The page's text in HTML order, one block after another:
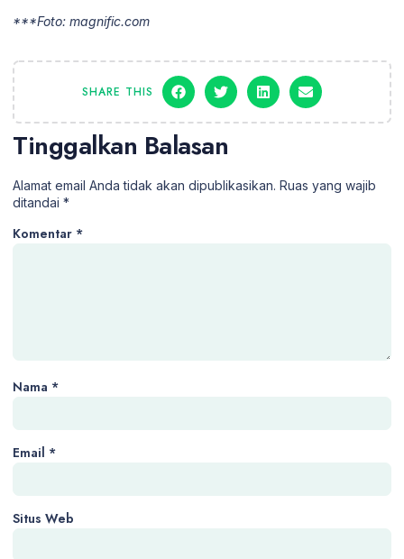
***Foto: magnific.com
SHARE THIS
Tinggalkan Balasan
Alamat email Anda tidak akan dipublikasikan. Ruas yang wajib
ditandai *
Komentar *
Nama *
Email *
Situs Web